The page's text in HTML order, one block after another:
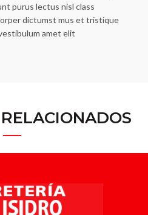
purus lectus nisl class
dictumst mus et tristique
amet elit